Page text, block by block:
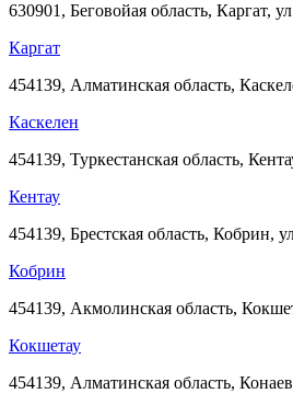
630901, Беговойая область, Каргат,
Каргат
454139, Алматинская область,
Каскелен
454139, Туркестанская область,
Кентау
454139, Брестская область, Кобрин,
Кобрин
454139, Акмолинская область,
Кокшетау
454139, Алматинская область,